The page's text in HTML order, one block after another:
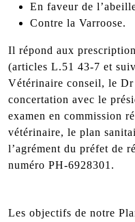
En faveur de
Contre la Varroose.
Il répond aux
(articles L.51 43-7 et
Vétérinaire conseil, le
concertation avec le
examen en commission
vétérinaire, le plan
l’agrément du préfet de
numéro PH-6928301.
Les objectifs de notre